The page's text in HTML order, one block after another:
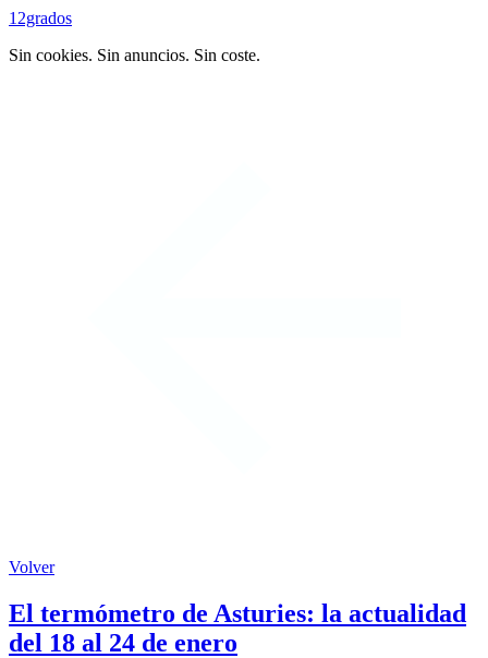
12grados
Sin cookies. Sin anuncios. Sin coste.
Volver
El termómetro de Asturies: la actualidad
del 18 al 24 de enero